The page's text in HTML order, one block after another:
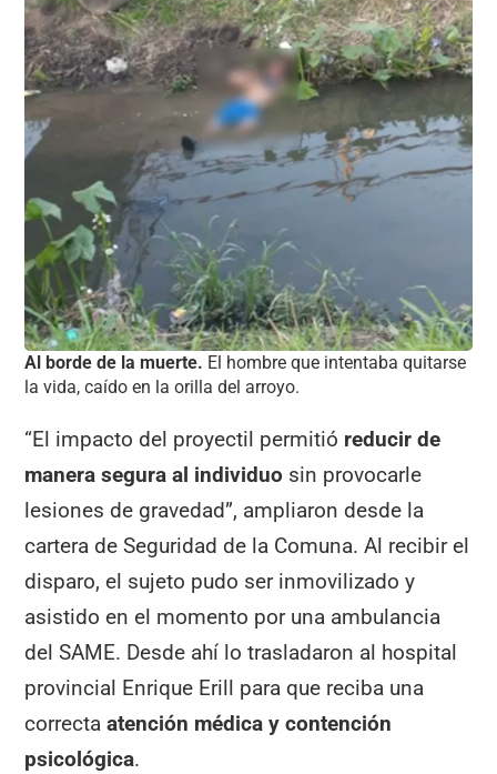
Al borde de la muerte. El hombre que intentaba quitarse
la vida, caído en la orilla del arroyo.
“El impacto del proyectil permitió reducir de
manera segura al individuo sin provocarle
lesiones de gravedad”, ampliaron desde la
cartera de Seguridad de la Comuna. Al recibir el
disparo, el sujeto pudo ser inmovilizado y
asistido en el momento por una ambulancia
del SAME. Desde ahí lo trasladaron al hospital
provincial Enrique Erill para que reciba una
correctaatención médica y contención
psicológica.